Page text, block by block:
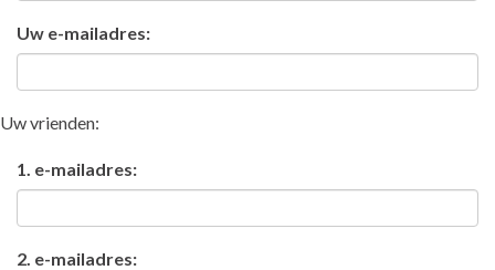
Uw e-mailadres:
Uw vrienden:
1. e-mailadres:
2. e-mailadres: